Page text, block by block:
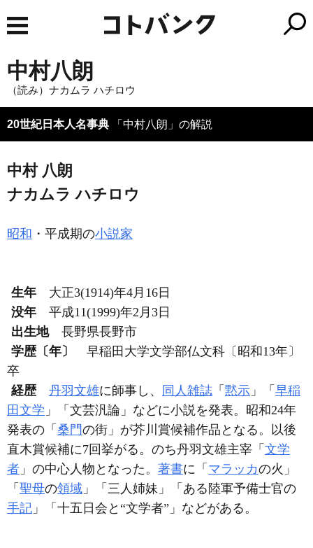
中村八朗
（読み）ナカムラ ハチロウ
20世紀日本人名事典 「中村八朗」の解説
中村 八朗
ナカムラ ハチロウ
昭和 ・平成期の小説家
生年
大正3(1914)年4月16日
没年
平成11(1999)年2月3日
出生地
長野県長野市
学歴〔年〕
早稲田大学文学部仏文科〔昭和13年〕
卒
経歴
丹羽文雄に師事し、 同人雑誌 「 黙示 」「 早稲
田文学 」「文芸汎論」などに小説を発表。昭和24年
発表の「 桑門の街」が芥川賞候補作品となる。以後
直木賞候補に7回挙がる。のち丹羽文雄主宰「 文学
者 」の中心人物となった。 著書に「 マラッカの火」
「 聖母の領域 」「三人姉妹」「ある陸軍予備士官の
手記 」「十五日会と“文学者”」などがある。